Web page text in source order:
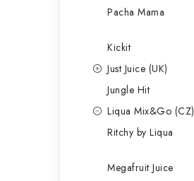
Pacha Mama
Kickit
Just Juice (UK)
Jungle Hit
Liqua Mix&Go (CZ)
Ritchy by Liqua
Megafruit Juice